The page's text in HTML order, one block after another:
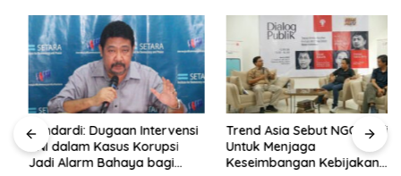
Hendardi: Dugaan Intervensi
TNI dalam Kasus Korupsi
Jadi Alarm Bahaya bagi
Trend Asia Sebut NGO Hadir
Untuk Menjaga
Keseimbangan Kebijakan